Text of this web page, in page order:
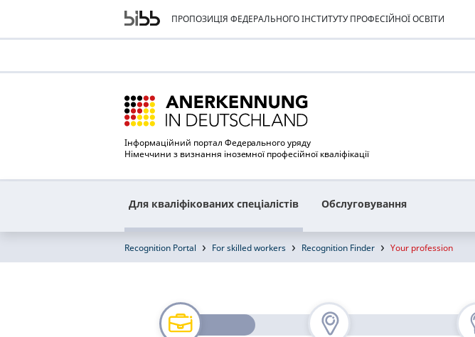
ПРОПОЗИЦІЯ ФЕДЕРАЛЬНОГО ІНСТИТУТУ ПРОФЕСІЙНОЇ ОСВІТИ
Інформаційний портал Федерального уряду
Німеччини з визнання іноземної професійної кваліфікації
Для кваліфікованих спеціалістів Обслуговування
Recognition Portal For skilled workers Recognition Finder Your profession